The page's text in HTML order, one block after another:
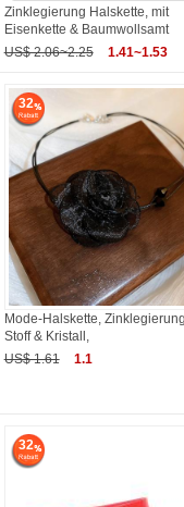
Zinklegierung Halskette, mit
Eisenkette & Baumwollsamt
US$ 2.06~2.25
1.41~1.53
32
Mode-Halskette,
Stoff & Kristall,
US$ 1.61
1.1
32